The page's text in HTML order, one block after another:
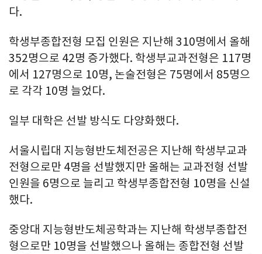
다.
학생부종합전형 모집 인원은 지난해 310명에서 올해
352명으로 42명 증가했다. 학생부교과전형은 117명
에서 127명으로 10명, 논술전형은 75명에서 85명으
로 각각 10명 늘었다.
일부 대학은 선발 방식도 다양화했다.
서울시립대 지능형반도체전공은 지난해 학생부교과
전형으로만 4명을 선발했지만 올해는 교과전형 선발
인원을 6명으로 늘리고 학생부종합전형 10명을 신설
했다.
중앙대 지능형반도체공학과는 지난해 학생부종합전
형으로만 10명을 선발했으나 올해는 종합전형 선발